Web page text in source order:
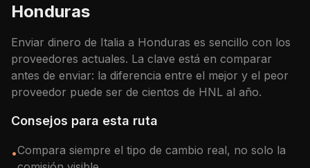
Honduras
Enviar dinero de Italia a Honduras es sencillo con los
proveedores actuales. La clave está en comparar
antes de enviar: la diferencia entre el mejor y el peor
proveedor puede ser de cientos de HNL al año.
Consejos para esta ruta
•Compara siempre el tipo de cambio real, no solo la